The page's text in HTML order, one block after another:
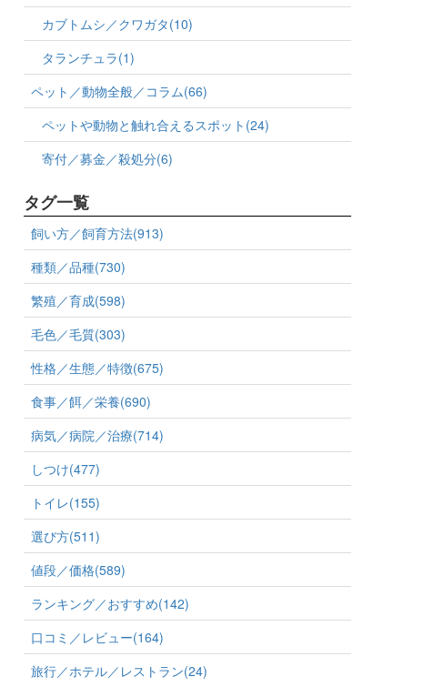
カブトムシ／クワガタ(10)
タランチュラ(1)
ペット／動物全般／コラム(66)
ペットや動物と触れ合えるスポット(24)
寄付／募金／殺処分(6)
タグ一覧
飼い方／飼育方法(913)
種類／品種(730)
繁殖／育成(598)
毛色／毛質(303)
性格／生態／特徴(675)
食事／餌／栄養(690)
病気／病院／治療(714)
しつけ(477)
トイレ(155)
選び方(511)
値段／価格(589)
ランキング／おすすめ(142)
口コミ／レビュー(164)
旅行／ホテル／レストラン(24)